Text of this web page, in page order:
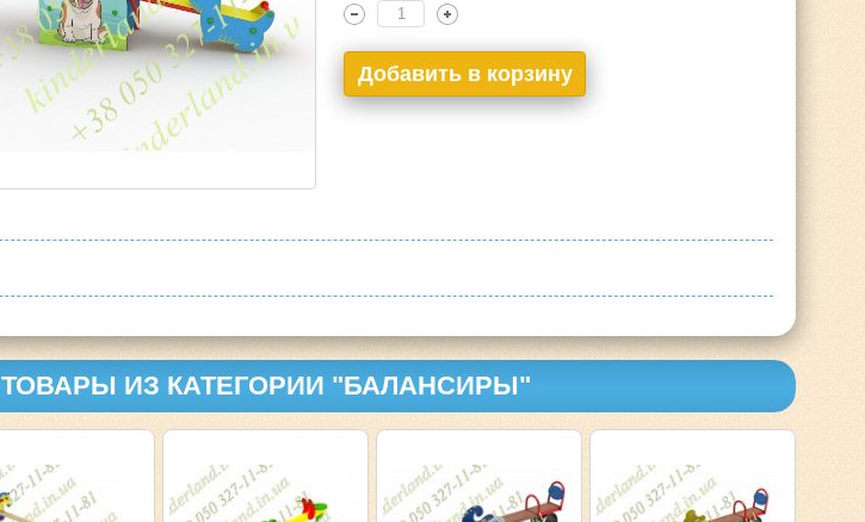
ТОВАРЫ ИЗ КАТЕГОРИИ "БАЛАНСИРЫ"